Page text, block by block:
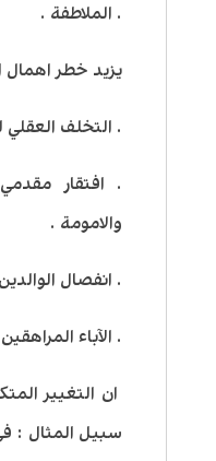
. الملاطفة .
يزيد خطر اهمال
. التخلف العقلي
. افتقار مقدمي
والامومة .
. انفصال
. الآباء
ان التغيير
سبيل المثال :